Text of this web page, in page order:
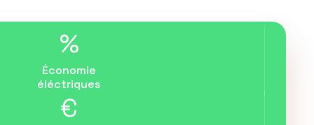
%
Économie
éléctriques
€